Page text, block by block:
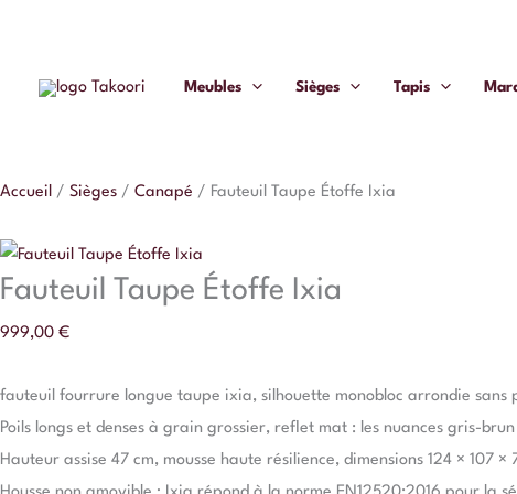
contenu
Meubles Sièges Tapis
Accueil / Sièges / Canapé / Fauteuil Taupe Étoffe Ixia
Fauteuil Taupe Étoffe Ixia
999,00 €
fauteuil fourrure longue taupe ixia, silhouette monobloc arrondie sans
Poils longs et denses à grain grossier, reflet mat : les nuances gris-
Hauteur assise 47 cm, mousse haute résilience, dimensions 124 × 107
Fauteuil